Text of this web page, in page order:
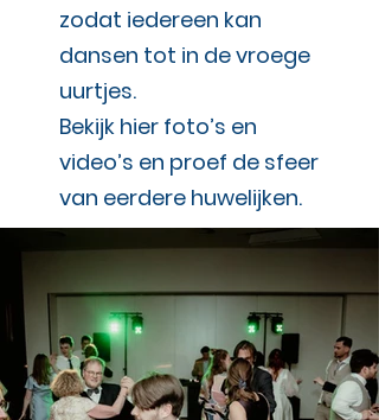
zodat iedereen kan
dansen tot in de vroege
uurtjes.
Bekijk hier foto’s en
video’s en proef de sfeer
van eerdere huwelijken.